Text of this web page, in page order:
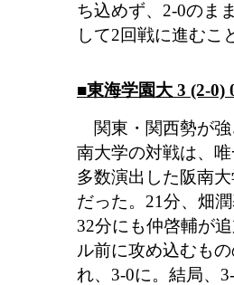
ち込めず、2-0のま
して2回戦に進むこ
■東海学園大 3 (2-0)
関東・関西勢が強
南大学の対戦は、
多数演出した阪南
だった。21分、畑
32分にも仲啓輔が
ル前に攻め込むも
れ、3-0に。結局、